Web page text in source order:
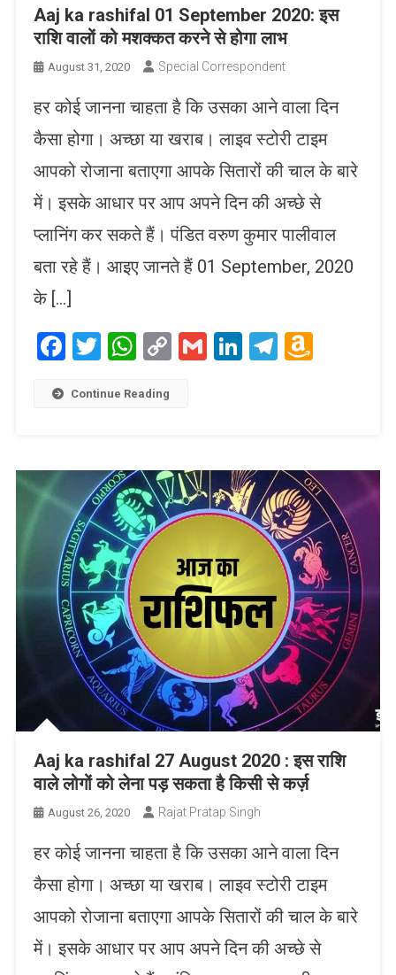
Aaj ka rashifal 01 September 2020: इस
राशि वालों को मशक्कत करने से होगा लाभ
August 31, 2020 Special Correspondent
हर कोई जानना चाहता है कि उसका आने वाला दिन
कैसा होगा। अच्छा या खराब। लाइव स्टोरी टाइम
आपको रोजाना बताएगा आपके सितारों की चाल के बारे
में। इसके आधार पर आप अपने दिन की अच्छे से
प्लानिंग कर सकते हैं। पंडित वरुण कुमार पालीवाल
बता रहे हैं। आइए जानते हैं 01 September, 2020
के […]
Facebook
TwitterWhatsApp
CopyGmailLinkedIn
Telegram
Continue Reading
Aaj ka rashifal 27 August 2020 : इस राशि
वाले लोगों को लेना पड़ सकता है किसी से कर्ज़
August 26, 2020 Rajat Pratap Singh
हर कोई जानना चाहता है कि उसका आने वाला दिन
कैसा होगा। अच्छा या खराब। लाइव स्टोरी टाइम
आपको रोजाना बताएगा आपके सितारों की चाल के बारे
में। इसके आधार पर आप अपने दिन की अच्छे से